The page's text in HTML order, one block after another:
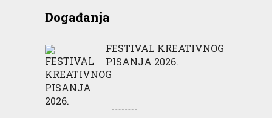
Događanja
FESTIVAL KREATIVNOG
PISANJA 2026.